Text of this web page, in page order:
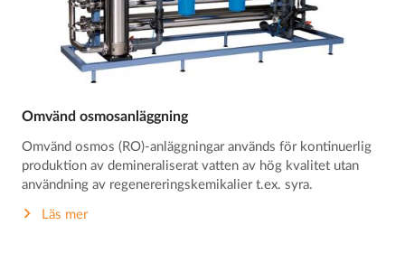
Omvänd osmosanläggning
Omvänd osmos (RO)-anläggningar används för kontinuerlig
produktion av demineraliserat vatten av hög kvalitet utan
användning av regenereringskemikalier t.ex. syra.
Läs mer